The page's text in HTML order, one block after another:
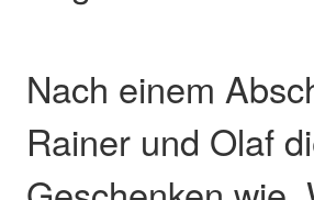
Nach einem
Rainer und Olaf